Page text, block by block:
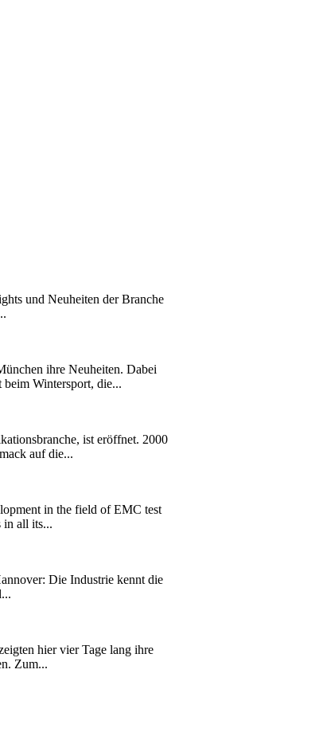
und Neuheiten der Branche
ihre Neuheiten. Dabei
Wintersport, die...
ist eröffnet. 2000
auf die...
in the field of EMC test
in all its...
Die Industrie kennt die
hier vier Tage lang ihre
Zum...